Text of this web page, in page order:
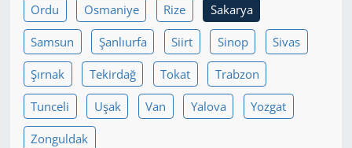
Ordu Osmaniye Rize Sakarya
Samsun Şanlıurfa Siirt Sinop Sivas
Şırnak Tekirdağ Tokat Trabzon
Tunceli Uşak Van Yalova Yozgat
Zonguldak